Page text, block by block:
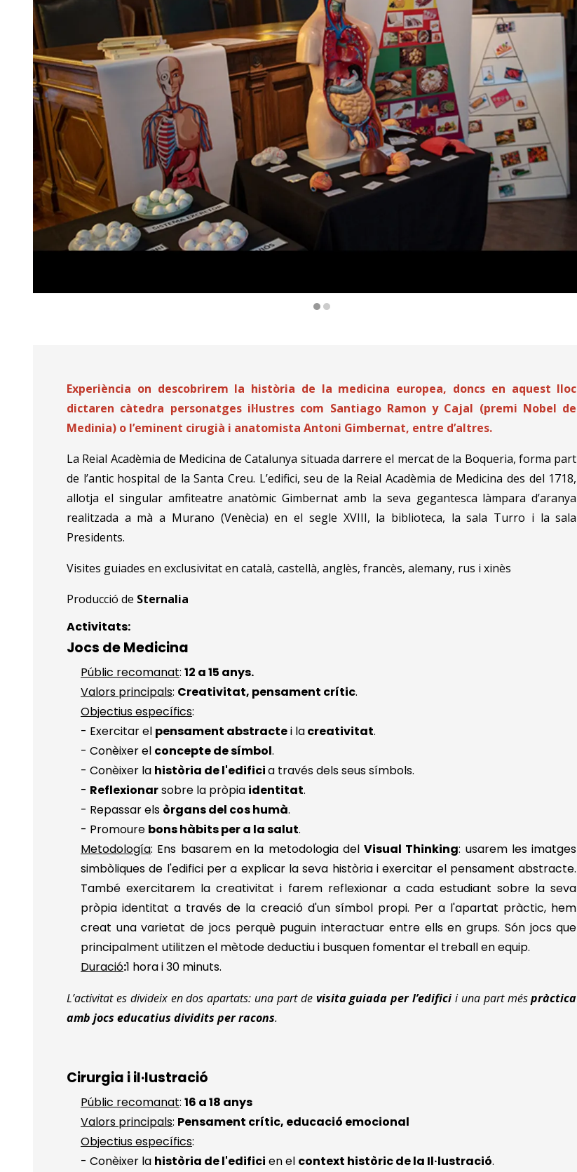
Experiència on descobrirem la història de la medicina europea, doncs en aquest lloc
dictaren càtedra personatges il·lustres com Santiago Ramon y Cajal (premi Nobel de
Medinia) o l’eminent cirugià i anatomista Antoni Gimbernat, entre d’altres.
La Reial Acadèmia de Medicina de Catalunya situada darrere el mercat de la Boqueria, forma part
de l’antic hospital de la Santa Creu. L’edifici, seu de la Reial Acadèmia de Medicina des del 1718,
allotja el singular amfiteatre anatòmic Gimbernat amb la seva gegantesca làmpara d’aranya
realitzada a mà a Murano (Venècia) en el segle XVIII, la biblioteca, la sala Turro i la sala
Presidents.
Visites guiades en exclusivitat en català, castellà, anglès, francès, alemany, rus i xinès
Producció de Sternalia
Activitats:
Jocs de Medicina
Públic recomanat:12 a 15 anys.
Valors principals: Creativitat, pensament crític.
Objectius específics:
- Exercitar el pensament abstractei lacreativitat.
- Conèixer el concepte de símbol.
- Conèixer la història de l'edificia través dels seus símbols.
- Reflexionarsobre la pròpia identitat.
- Repassar els òrgans del cos humà.
- Promoure bons hàbits per a la salut.
Metodología: Ens basarem en la metodologia delVisual Thinking: usarem les imatges
simbòliques de l'edifici per a explicar la seva història i exercitar el pensament abstracte.
També exercitarem la creativitat i farem reflexionar a cada estudiant sobre la seva
pròpia identitat a través de la creació d'un símbol propi. Per a l'apartat pràctic, hem
creat una varietat de jocs perquè puguin interactuar entre ells en grups. Són jocs que
principalment utilitzen el mètode deductiu i busquen fomentar el treball en equip.
Duració:1 hora i 30 minuts.
L’activitat es divideix en dos apartats: una part de visita guiada per l’edifici i una part méspràctica
amb jocs educatius dividits per racons.
Cirurgia i il·lustració
Públic recomanat:16 a 18 anys
Valors principals: Pensament crític, educació emocional
Objectius específics:
- Conèixer la història de l'edifici en el context històric de la Il·lustració.